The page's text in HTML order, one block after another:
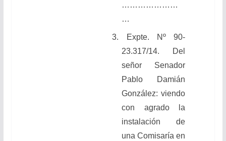
…………………
…
3. Expte. Nº 90-
23.317/14. Del
señor Senador
Pablo Damián
González: viendo
con agrado la
instalación de
una Comisaría en